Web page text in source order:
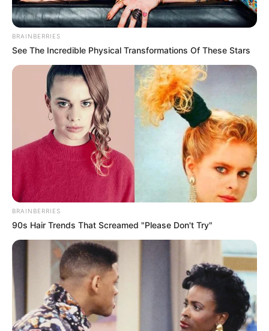
You Wouldn't Believe It If It Wasn't Caught On
Camera!
BRAINBERRIES
BRAINBERRIES
See The Incredible Physical Transformations Of These Stars
BRAINBERRIES
90s Hair Trends That Screamed "Please Don't Try"